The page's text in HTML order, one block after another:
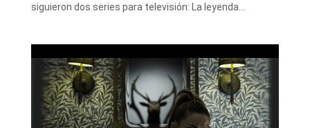
siguieron dos series para televisión: La leyenda...